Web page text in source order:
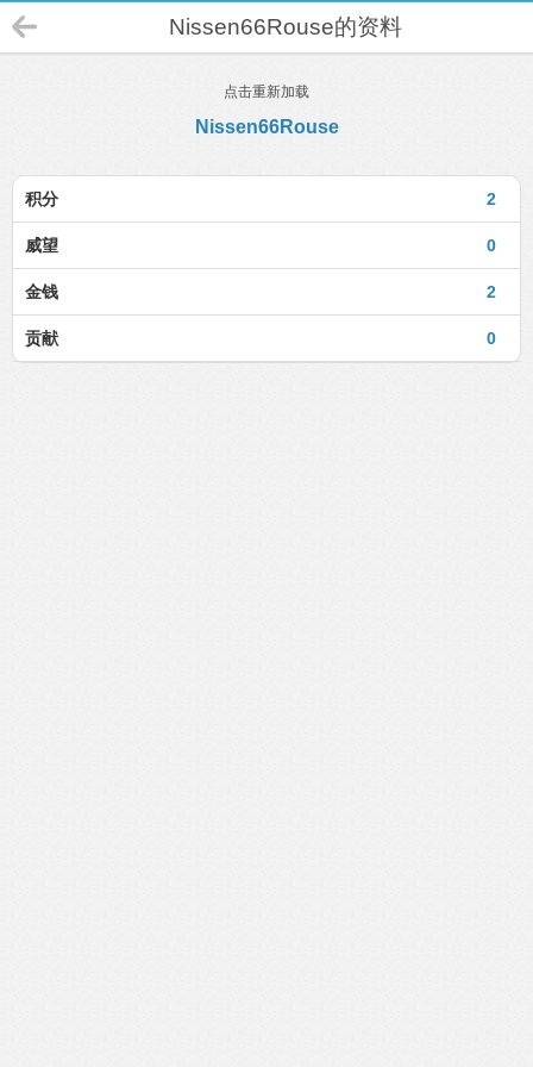
Nissen66Rouse的资料
点击重新加载
Nissen66Rouse
2
积分
0
威望
2
金钱
0
贡献